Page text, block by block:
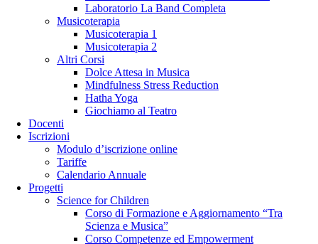
Laboratorio La Band Completa
Musicoterapia
Musicoterapia 1
Musicoterapia 2
Altri Corsi
Dolce Attesa in Musica
Mindfulness Stress Reduction
Hatha Yoga
Giochiamo al Teatro
Docenti
Iscrizioni
Modulo d’iscrizione online
Tariffe
Calendario Annuale
Progetti
Science for Children
Corso di Formazione e Aggiornamento “Tra
Scienza e Musica”
Corso Competenze ed Empowerment